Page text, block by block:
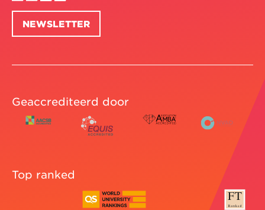
NEWSLETTER
Geaccrediteerd door
Top ranked